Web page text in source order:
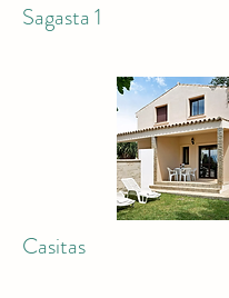
Sagasta 1
Casitas